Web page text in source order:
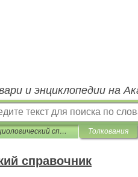
и энциклопедии на
Социологический справочник Толкования
справочник